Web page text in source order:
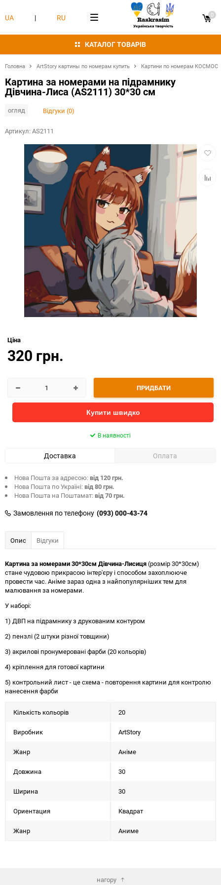
КАТАЛОГ ТОВАРІВ
UA | RU 0
Головна ArtStory картины по номерам купить Картини по номерам КОСМОС
Картина за номерами на підрамнику
Дівчина-Лиса (AS2111) 30*30 см
огляд Відгуки (0)
Артикул:AS2111
Ціна
320 грн.
ПРИДБАТИ
Купити швидко
В наявності
Доставка Оплата
Нова Пошта за адресою:від 120 грн.
Нова Пошта по Україні:від 80 грн.
Нова Пошта на Поштамат:від 70 грн.
Замовлення по телефону (093) 000-43-74
Опис Відгуки
Картина за номерами 30*30см Дівчина-Лисиця(розмір 30*30см)
стане чудовою прикрасою інтер'єру і способом захоплююче
провести час. Аніме зараз одна з найпопулярніших тем для
малювання за номерами.
У наборі:
1) ДВП на підрамнику з друкованим контуром
2) пензлі (2 штуки різної товщини)
3) акрилові пронумеровані фарби (20 кольорів)
4) кріплення для готової картини
5) контрольний лист - це схема - повторення картини для контролю
нанесення фарби
Кількість кольорів 20
Виробник ArtStory
Жанр Аніме
Довжина 30
Ширина 30
Ориентация Квадрат
Жанр Аниме
нагору